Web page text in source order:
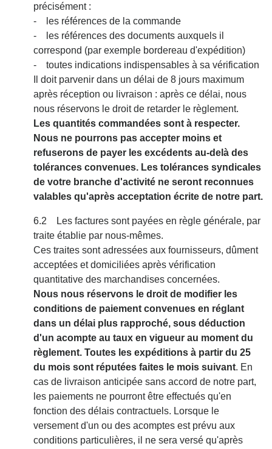
précisément :
- les références de la commande
- les références des documents auxquels il
correspond (par exemple bordereau d'expédition)
- toutes indications indispensables à sa vérification
Il doit parvenir dans un délai de 8 jours maximum
après réception ou livraison : après ce délai, nous
nous réservons le droit de retarder le règlement.
Les quantités commandées sont à respecter.
Nous ne pourrons pas accepter moins et
refuserons de payer les excédents au-delà des
tolérances convenues. Les tolérances syndicales
de votre branche d'activité ne seront reconnues
valables qu'après acceptation écrite de notre part.
6.2 Les factures sont payées en règle générale, par
traite établie par nous-mêmes.
Ces traites sont adressées aux fournisseurs, dûment
acceptées et domiciliées après vérification
quantitative des marchandises concernées.
Nous nous réservons le droit de modifier les
conditions de paiement convenues en réglant
dans un délai plus rapproché, sous déduction
d'un acompte au taux en vigueur au moment du
règlement. Toutes les expéditions à partir du 25
du mois sont réputées faites le mois suivant. En
cas de livraison anticipée sans accord de notre part,
les paiements ne pourront être effectués qu'en
fonction des délais contractuels. Lorsque le
versement d'un ou des acomptes est prévu aux
conditions particulières, il ne sera versé qu'après